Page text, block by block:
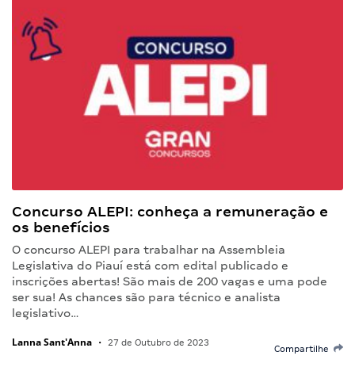
Concurso ALEPI: conheça a remuneração e
os benefícios
O concurso ALEPI para trabalhar na Assembleia
Legislativa do Piauí está com edital publicado e
inscrições abertas! São mais de 200 vagas e uma pode
ser sua! As chances são para técnico e analista
legislativo…
Lanna Sant'Anna • 27 de Outubro de 2023
Compartilhe